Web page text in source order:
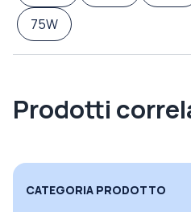
75W
Prodotti
CATEGORIA PRODOTTO